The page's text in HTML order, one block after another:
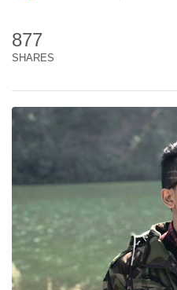
877
SHARES